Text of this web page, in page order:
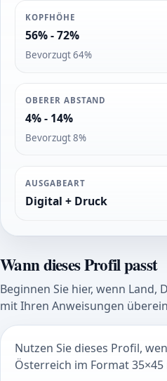
KOPFHÖHE
56% - 72%
Bevorzugt 64%
OBERER ABSTAND
4% - 14%
Bevorzugt 8%
AUSGABEART
Digital + Druck
Wann dieses Profil passt
Beginnen Sie hier, wenn Land,
mit Ihren Anweisungen
Nutzen Sie dieses Profil,
Österreich im Format